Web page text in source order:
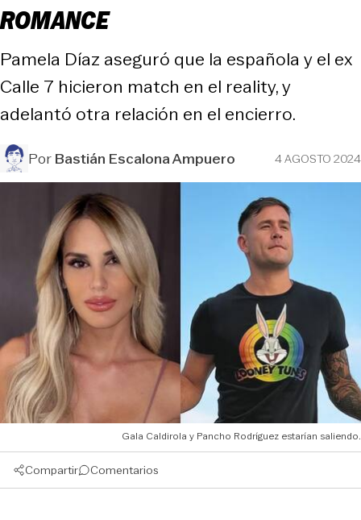
ROMANCE
Pamela Díaz aseguró que la española y el ex
Calle 7 hicieron match en el reality, y
adelantó otra relación en el encierro.
PorBastián Escalona Ampuero 4 AGOSTO 2024
Gala Caldirola y Pancho Rodríguez estarían saliendo.
Compartir Comentarios